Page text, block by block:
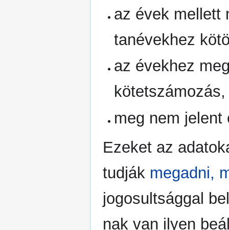
az évek mellett
tanévekhez
az évekhez
meg nem jelent
Ezeket az
tudják megadni,
jogosultsággal
nak van ilyen